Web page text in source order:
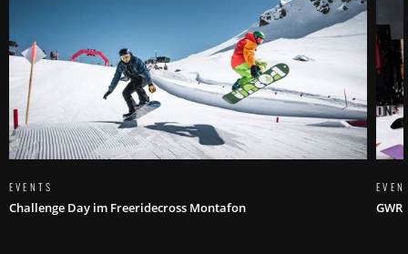
EVENTS
Challenge Day im Freeridecross Montafon